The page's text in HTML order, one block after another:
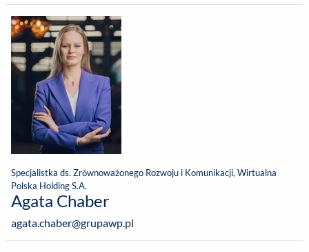
Specjalistka ds. Zrównoważonego Rozwoju i Komunikacji, Wirtualna
Polska Holding S.A.
Agata Chaber
agata.chaber@grupawp.pl